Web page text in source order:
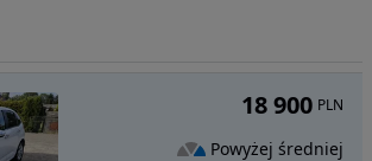
18 900 PLN
Powyżej średniej